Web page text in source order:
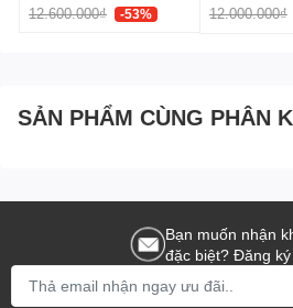
12.600.000₫ -53% 12.000.000₫
SẢN PHẨM CÙNG PHÂN
Bạn muốn nhận
đặc biệt? Đăng ký